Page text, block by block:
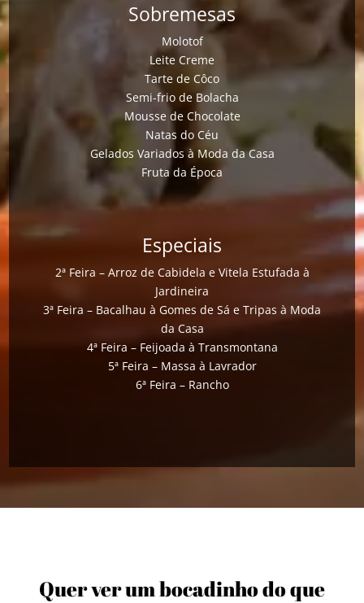
Sobremesas
Molotof
Leite Creme
Tarte de Côco
Semi-frio de Bolacha
Mousse de Chocolate
Natas do Céu
Gelados Variados à Moda da Casa
Fruta da Época
Especiais
2ª Feira – Arroz de Cabidela e Vitela Estufada à
Jardineira
3ª Feira – Bacalhau à Gomes de Sá e Tripas à Moda
da Casa
4ª Feira – Feijoada à Transmontana
5ª Feira – Massa à Lavrador
6ª Feira – Rancho
Quer ver um bocadinho do que